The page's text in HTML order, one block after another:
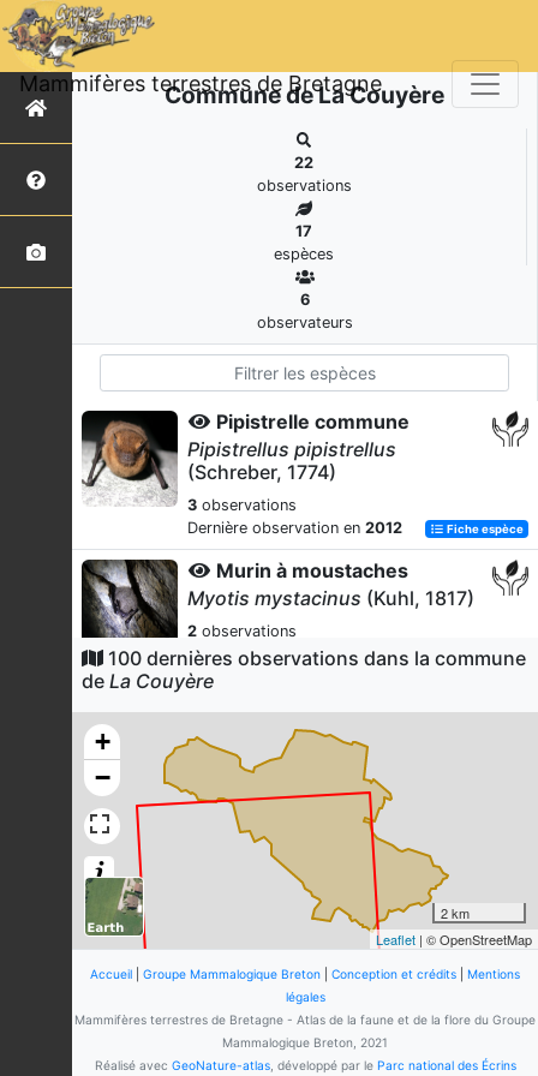
Mammifères terrestres de Bretagne
Commune de La Couyère
22
observations
17
espèces
6
observateurs
Pipistrelle commune
Pipistrellus pipistrellus
(Schreber, 1774)
3 observations
Dernière observation en 2012 Fiche espèce
Murin à moustaches
Myotis mystacinus (Kuhl, 1817)
2 observations
Dernière observation en 2012 Fiche espèce
Plecotus austriacus
Fischer, 1829)
Dernière observation en
2012
Mulot sylvestre
Apodemus sylvaticus
(Linnaeus,
Dernière observation en2022 Fiche espèce
Crocidure musette
Crocidura russula(Hermann, 1780)
observation
100 dernières observations dans la commune
de La Couyère
+
−
2 km
Leaflet | © OpenStreetMap
Accueil Groupe Mammalogique Breton Conception et crédits
Mentions
légales
Mammifères terrestres de Bretagne - Atlas de la faune et de la flore du Groupe
Mammalogique Breton, 2021
Réalisé avec GeoNature-atlas, développé par le Parc national des Écrins